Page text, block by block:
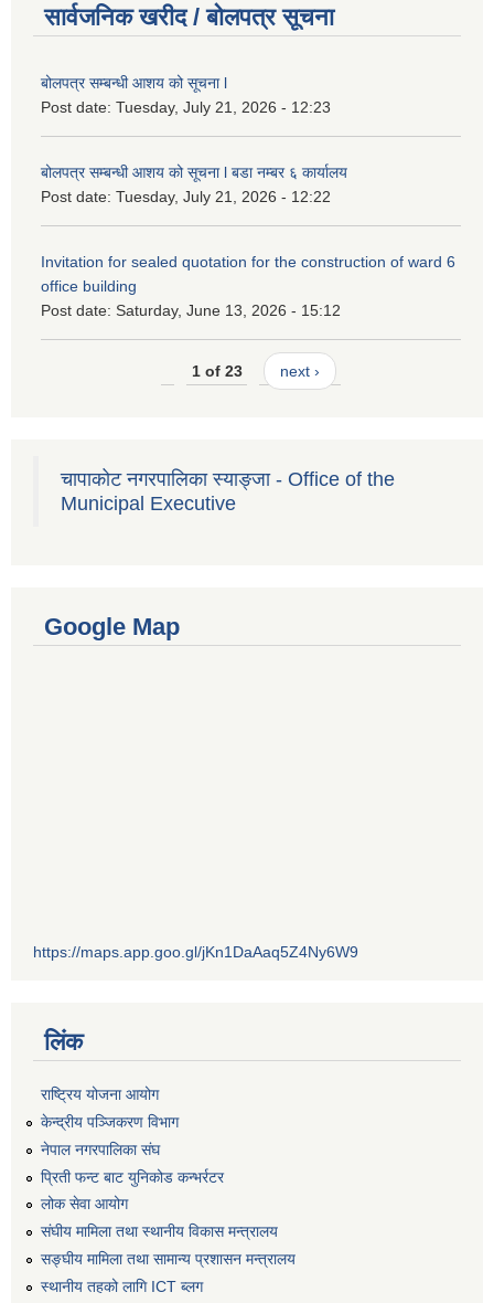
सार्वजनिक खरीद / बोलपत्र सूचना
बोलपत्र सम्बन्धी आशय को सूचना l
Post date: Tuesday, July 21, 2026 - 12:23
बोलपत्र सम्बन्धी आशय को सूचना l बडा नम्बर ६ कार्यालय
Post date: Tuesday, July 21, 2026 - 12:22
Invitation for sealed quotation for the construction of ward 6
office building
Post date: Saturday, June 13, 2026 - 15:12
1 of 23 next ›
चापाकोट नगरपालिका स्याङ्जा - Office of the
Municipal Executive
Google Map
https://maps.app.goo.gl/jKn1DaAaq5Z4Ny6W9
लिंक
राष्ट्रिय योजना आयोग
केन्द्रीय पञ्जिकरण विभाग
नेपाल नगरपालिका संघ
प्रिती फन्ट बाट युनिकोड कन्भर्रटर
लोक सेवा आयोग
संघीय मामिला तथा स्थानीय विकास मन्त्रालय
सङ्घीय मामिला तथा सामान्य प्रशासन मन्त्रालय
स्थानीय तहको लागि ICT ब्लग